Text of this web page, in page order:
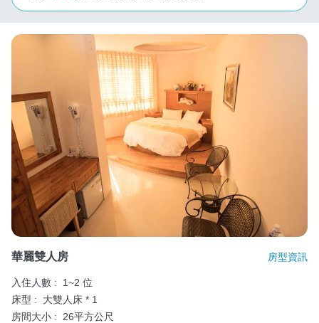
華麗雙人房 房型資訊
入住人數 :
1~2 位
床型 :
大雙人床 * 1
房間大小 :
26平方公尺